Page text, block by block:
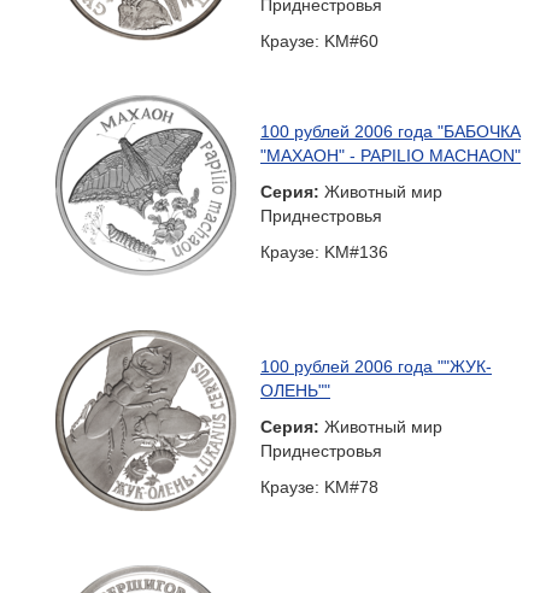
Приднестровья
Краузе: KM#60
100 рублей 2006 года "БАБОЧКА
"МАХАОН" - PAPILIO MACHAON"
Серия: Животный мир
Приднестровья
Краузе: KM#136
100 рублей 2006 года ""ЖУК-
ОЛЕНЬ""
Серия: Животный мир
Приднестровья
Краузе: KM#78